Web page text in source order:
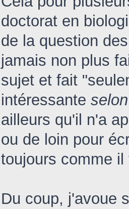
doctorat en
de la question
jamais non plus
sujet et fait
intéressante
ailleurs qu'il n'a
ou de loin pour
toujours comme il
Du coup, j'avoue